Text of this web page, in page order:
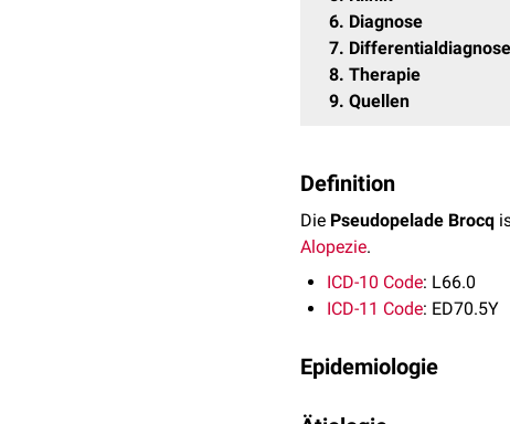
6 Diagnose
7
8 Therapie
9 Quellen
Definition
Die Pseudopelade Brocq
Alopezie.
ICD-10 Code: L66.0
ICD-11 Code: ED70.5Y
Epidemiologie